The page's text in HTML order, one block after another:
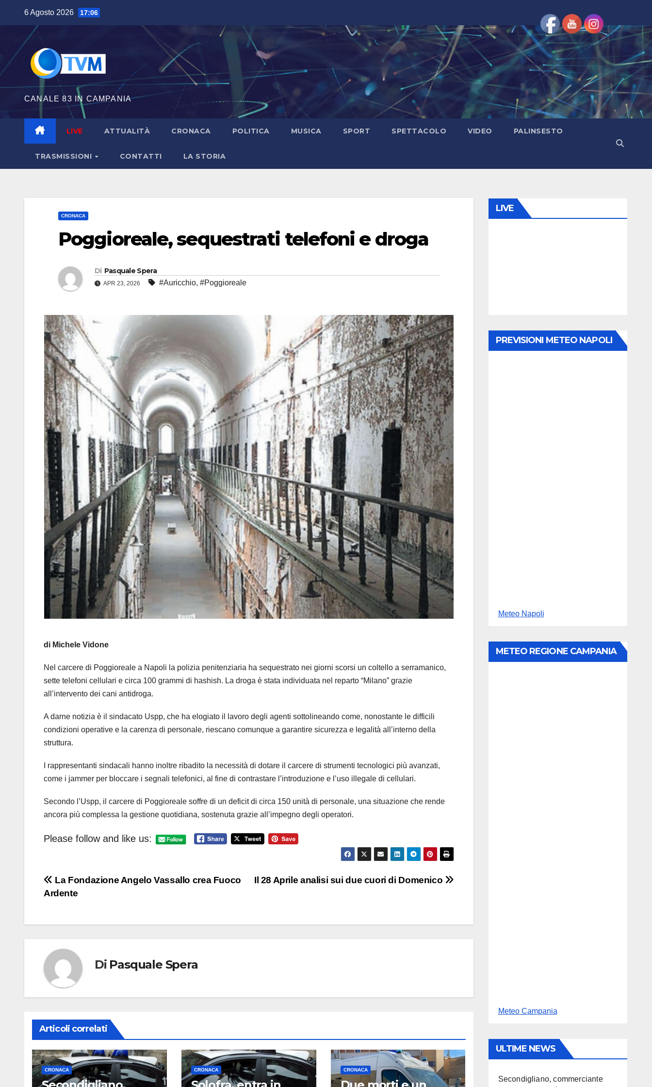
contenuto
6 Agosto 2026 17:06
CANALE 83 IN CAMPANIA
LIVE ATTUALITÀ CRONACA POLITICA MUSICA SPORT SPETTACOLO VIDEO PALINSESTO
TRASMISSIONI CONTATTI LA STORIA
CRONACA
Poggioreale, sequestrati telefoni e droga
Di Pasquale Spera
APR 23, 2026 #Auricchio, #Poggioreale
di Michele Vidone
Nel carcere di Poggioreale a Napoli la polizia penitenziaria ha sequestrato nei giorni scorsi un coltello a serramanico,
sette telefoni cellulari e circa 100 grammi di hashish. La droga è stata individuata nel reparto “Milano” grazie
all’intervento dei cani antidroga.
A darne notizia è il sindacato Uspp, che ha elogiato il lavoro degli agenti sottolineando come, nonostante le difficili
condizioni operative e la carenza di personale, riescano comunque a garantire sicurezza e legalità all’interno della
struttura.
I rappresentanti sindacali hanno inoltre ribadito la necessità di dotare il carcere di strumenti tecnologici più avanzati,
come i jammer per bloccare i segnali telefonici, al fine di contrastare l’introduzione e l’uso illegale di cellulari.
Secondo l’Uspp, il carcere di Poggioreale soffre di un deficit di circa 150 unità di personale, una situazione che rende
ancora più complessa la gestione quotidiana, sostenuta grazie all’impegno degli operatori.
Please follow and like us:
Navigazione
Il 28 Aprile analisi sui due cuori di Domenico
La Fondazione Angelo Vassallo crea Fuoco
Ardente
Di Pasquale Spera
Articoli correlati
CRONACA CRONACA CRONACA
LIVE
PREVISIONI METEO NAPOLI
Meteo Napoli
METEO REGIONE CAMPANIA
Meteo Campania
ULTIME NEWS
Secondigliano, commerciante